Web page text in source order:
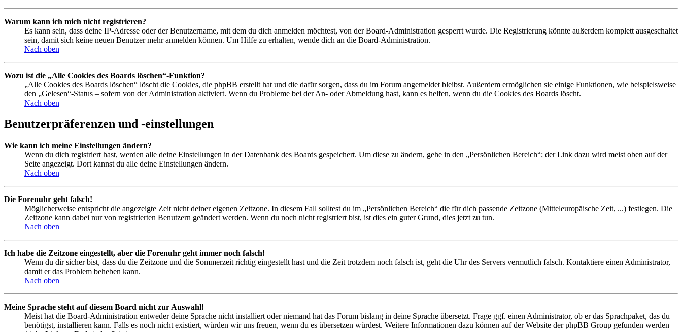
Warum kann ich mich nicht registrieren?
Es kann sein, dass deine IP-Adresse oder der Benutzername, mit dem du dich anmelden möchtest, von der Board-Administration gesperrt wurde. Die Registrierung könnte außerdem komplett ausgeschaltet
sein, damit sich keine neuen Benutzer mehr anmelden können. Um Hilfe zu erhalten, wende dich an die Board-Administration.
Nach oben
Wozu ist die „Alle Cookies des Boards löschen“-Funktion?
„Alle Cookies des Boards löschen“ löscht die Cookies, die phpBB erstellt hat und die dafür sorgen, dass du im Forum angemeldet bleibst. Außerdem ermöglichen sie einige Funktionen, wie beispielsweise
den „Gelesen“-Status – sofern von der Administration aktiviert. Wenn du Probleme bei der An- oder Abmeldung hast, kann es helfen, wenn du die Cookies des Boards löscht.
Nach oben
Benutzerpräferenzen und -einstellungen
Wie kann ich meine Einstellungen ändern?
Wenn du dich registriert hast, werden alle deine Einstellungen in der Datenbank des Boards gespeichert. Um diese zu ändern, gehe in den „Persönlichen Bereich“; der Link dazu wird meist oben auf der
Seite angezeigt. Dort kannst du alle deine Einstellungen ändern.
Nach oben
Die Forenuhr geht falsch!
Möglicherweise entspricht die angezeigte Zeit nicht deiner eigenen Zeitzone. In diesem Fall solltest du im „Persönlichen Bereich“ die für dich passende Zeitzone (Mitteleuropäische Zeit, ...) festlegen. Die
Zeitzone kann dabei nur von registrierten Benutzern geändert werden. Wenn du noch nicht registriert bist, ist dies ein guter Grund, dies jetzt zu tun.
Nach oben
Ich habe die Zeitzone eingestellt, aber die Forenuhr geht immer noch falsch!
Wenn du dir sicher bist, dass du die Zeitzone und die Sommerzeit richtig eingestellt hast und die Zeit trotzdem noch falsch ist, geht die Uhr des Servers vermutlich falsch. Kontaktiere einen Administrator,
damit er das Problem beheben kann.
Nach oben
Meine Sprache steht auf diesem Board nicht zur Auswahl!
Meist hat die Board-Administration entweder deine Sprache nicht installiert oder niemand hat das Forum bislang in deine Sprache übersetzt. Frage ggf. einen Administrator, ob er das Sprachpaket, das du
benötigst, installieren kann. Falls es noch nicht existiert, würden wir uns freuen, wenn du es übersetzen würdest. Weitere Informationen dazu können auf der Website der phpBB Group gefunden werden